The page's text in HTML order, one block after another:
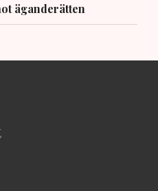
äganderätten